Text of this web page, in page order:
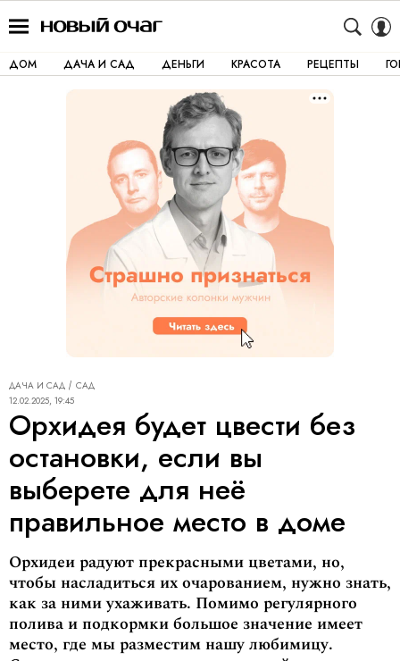
ДОМ ДАЧА И САД ДЕНЬГИ КРАСОТА РЕЦЕПТЫ
ДАЧА И САД
САД
12.02.2025, 19:45
Орхидея будет цвести без
остановки, если вы
выберете для неё
правильное место в доме
Орхидеи радуют прекрасными цветами, но,
чтобы насладиться их очарованием, нужно знать,
как за ними ухаживать. Помимо регулярного
полива и подкормки большое значение имеет
место, где мы разместим нашу любимицу.